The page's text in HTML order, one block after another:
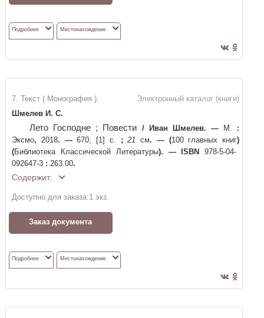
Подробнее Местонахождение
Электронный каталог (книги)
7. Текст ( Монография ).
Шмелев И. С.
Лето Господне ; Повести / Иван Шмелев. —М. :
Эксмо, 2018. —670, [1] с. ; 21 см. — (100 главных книг)
(Библиотека Классической Литературы). — ISBN
978-5-04-
092647-3 : 263.00.
Содержит:
Доступно для заказа:1 экз.
Заказ документа
Подробнее Местонахождение